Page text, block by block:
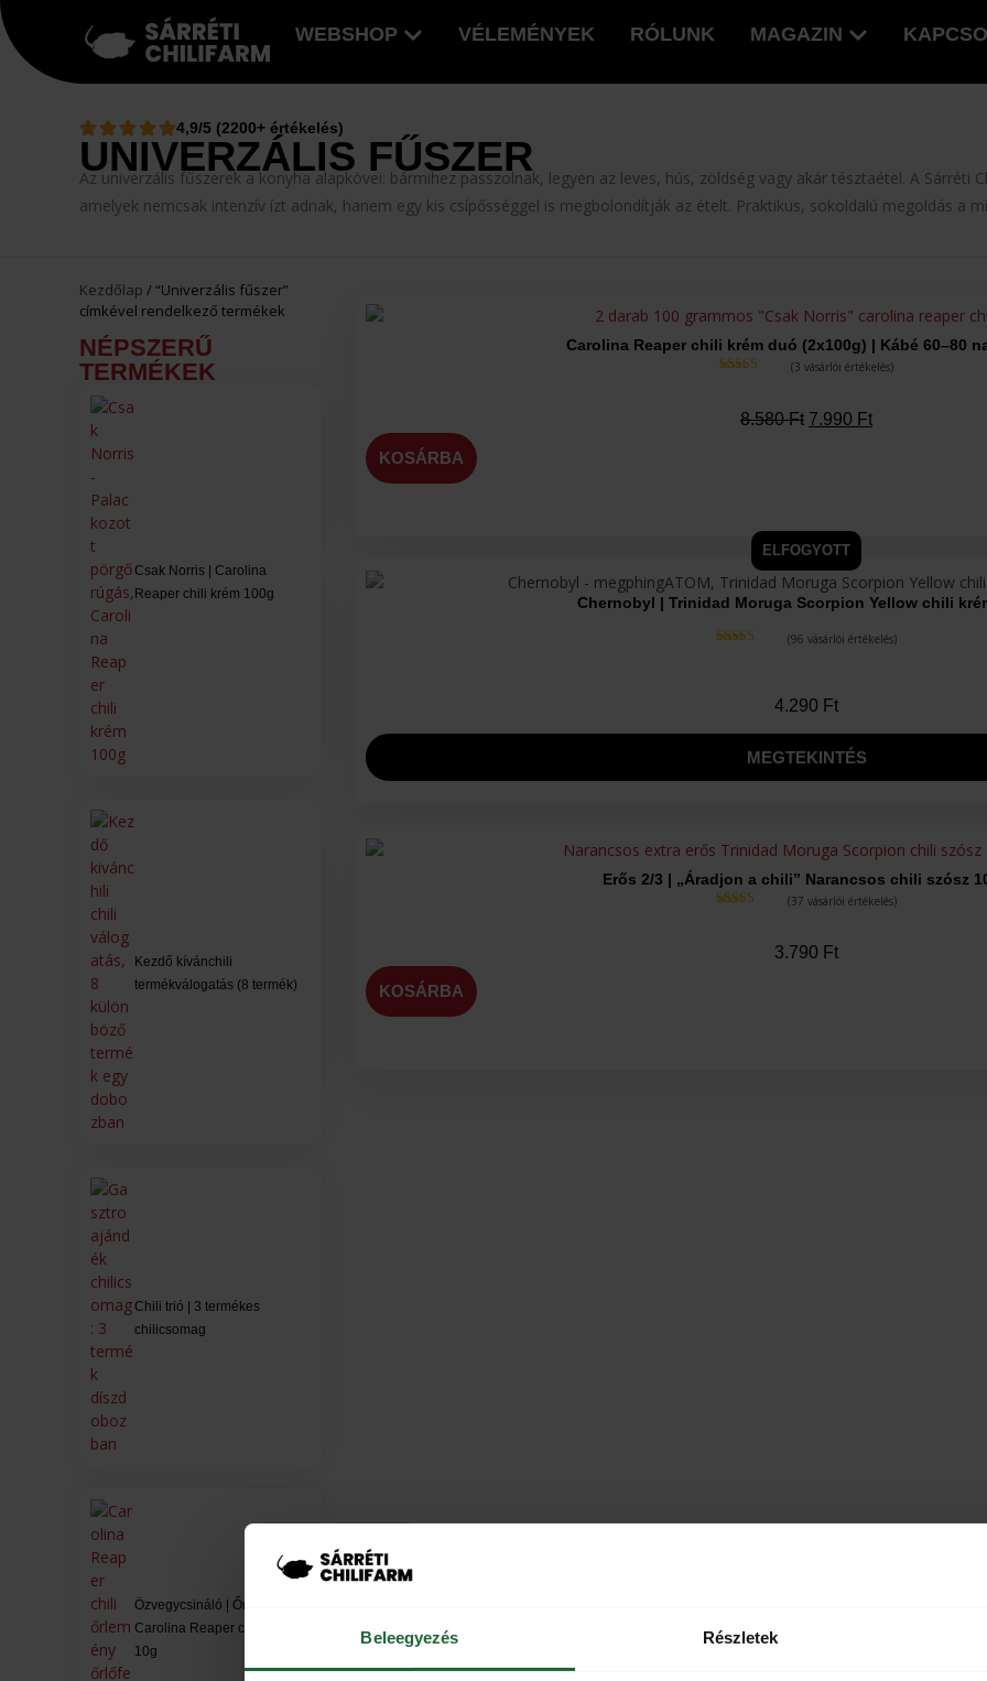
Beleegyezés Részletek
WEBSHOP VÉLEMÉNYEK RÓLUNK MAGAZIN
4,9/5 (2200+ értékelés)
UNIVERZÁLIS FŰSZER
Az univerzális fűszerek a konyha alapkövei: bármihez passzolnak, legyen az leves, hús, zöldség vagy akár tésztaétel. A
amelyek nemcsak intenzív ízt adnak, hanem egy kis csípősséggel is megbolondítják az ételt. Praktikus, sokoldalú megoldás a
Kezdőlap / “Univerzális fűszer”
címkével rendelkező termékek
NÉPSZERŰ
TERMÉKEK
Csak Norris | Carolina
Reaper chili krém 100g
Kezdő kívánchili
termékválogatás (8 termék)
Chili trió | 3 termékes
chilicsomag
Özvegycsináló | Őrlőfejes
Carolina Reaper chili pehely
10g
Carolina Reaper chili krém duó (2x100g) | Kábé 60–80
ből,értékelés
alapján
(3 vásárlói értékelés)
8.580Ft 7.990 Ft
KOSÁRBA
ELFOGYOTT
Chernobyl | Trinidad Moruga Scorpion Yellow chili
(96 vásárlói értékelés)
4.290 Ft
MEGTEKINTÉS
Erős 2/3 | „Áradjon a chili” Narancsos chili szósz
(37 vásárlói értékelés)
3.790 Ft
KOSÁRBA